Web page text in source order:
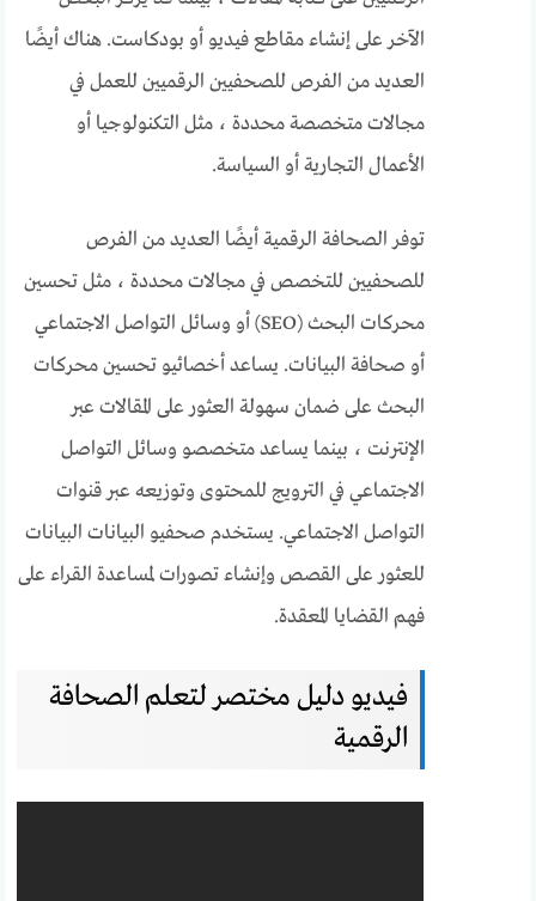
الآخر على إنشاء مقاطع فيديو أو بودكاست. هناك أيضًا
العديد من الفرص للصحفيين الرقميين للعمل في
مجالات متخصصة محددة ، مثل التكنولوجيا أو
الأعمال التجارية أو السياسة.
توفر الصحافة الرقمية أيضًا العديد من الفرص
للصحفيين للتخصص في مجالات محددة ، مثل تحسين
محركات البحث (SEO) أو وسائل التواصل الاجتماعي
أو صحافة البيانات. يساعد أخصائيو تحسين محركات
البحث على ضمان سهولة العثور على المقالات عبر
الإنترنت ، بينما يساعد متخصصو وسائل التواصل
الاجتماعي في الترويج للمحتوى وتوزيعه عبر قنوات
التواصل الاجتماعي. يستخدم صحفيو البيانات البيانات
للعثور على القصص وإنشاء تصورات لمساعدة القراء على
فهم القضايا المعقدة.
فيديو دليل مختصر لتعلم الصحافة
الرقمية